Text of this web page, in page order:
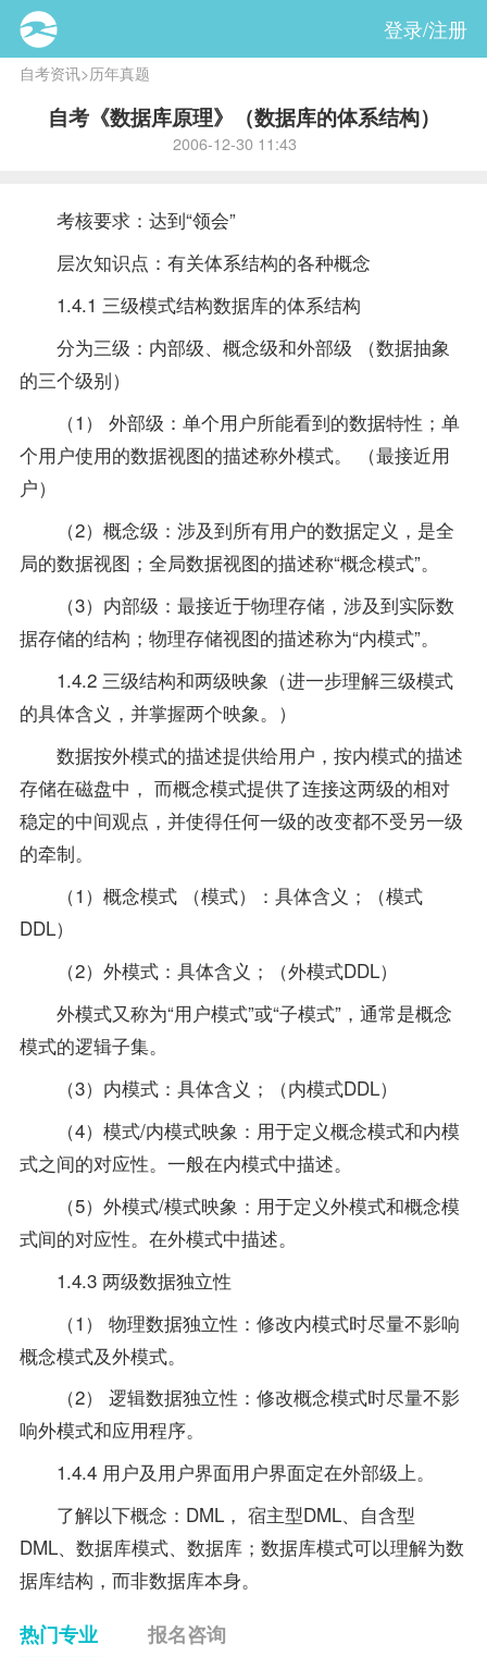
登录/注册
自考资讯>历年真题
自考《数据库原理》（数据库的体系结构）
2006-12-30 11:43
考核要求：达到“领会”
层次知识点：有关体系结构的各种概念
1.4.1 三级模式结构数据库的体系结构
分为三级：内部级、概念级和外部级 （数据抽象
的三个级别）
（1） 外部级：单个用户所能看到的数据特性；单
个用户使用的数据视图的描述称外模式。 （最接近用
户）
（2）概念级：涉及到所有用户的数据定义，是全
局的数据视图；全局数据视图的描述称“概念模式”。
（3）内部级：最接近于物理存储，涉及到实际数
据存储的结构；物理存储视图的描述称为“内模式”。
1.4.2 三级结构和两级映象（进一步理解三级模式
的具体含义，并掌握两个映象。）
数据按外模式的描述提供给用户，按内模式的描述
存储在磁盘中， 而概念模式提供了连接这两级的相对
稳定的中间观点，并使得任何一级的改变都不受另一级
的牵制。
（1）概念模式 （模式）：具体含义；（模式
DDL）
（2）外模式：具体含义；（外模式DDL）
外模式又称为“用户模式”或“子模式”，通常是概念
模式的逻辑子集。
（3）内模式：具体含义；（内模式DDL）
（4）模式/内模式映象：用于定义概念模式和内模
式之间的对应性。一般在内模式中描述。
（5）外模式/模式映象：用于定义外模式和概念模
式间的对应性。在外模式中描述。
1.4.3 两级数据独立性
（1） 物理数据独立性：修改内模式时尽量不影响
概念模式及外模式。
（2） 逻辑数据独立性：修改概念模式时尽量不影
响外模式和应用程序。
1.4.4 用户及用户界面用户界面定在外部级上。
了解以下概念：DML， 宿主型DML、自含型
DML、数据库模式、数据库；数据库模式可以理解为数
据库结构，而非数据库本身。
热门专业 报名咨询